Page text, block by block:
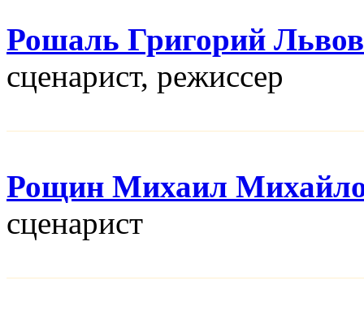
Рошаль Григорий
сценарист, режисcер
Рощин Михаил
сценарист